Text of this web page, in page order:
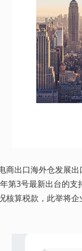
商出口海外仓发展
3号最新出台的支
核算税款，此举将